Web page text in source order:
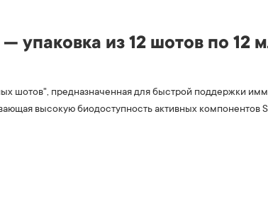
упаковка из 12 шотов по 12
шотов", предназначенная для быстрой поддержки
высокую биодоступность активных компонентов